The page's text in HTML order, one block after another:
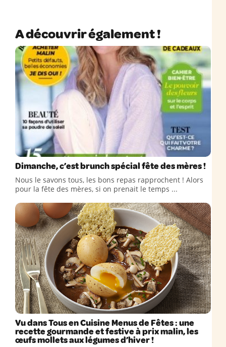
A découvrir également !
Dimanche, c’est brunch spécial fête des mères !
Nous le savons tous, les bons repas rapprochent ! Alors
pour la fête des mères, si on prenait le temps ...
Vu dans Tous en Cuisine Menus de Fêtes : une
recette gourmande et festive à prix malin, les
œufs mollets aux légumes d’hiver !